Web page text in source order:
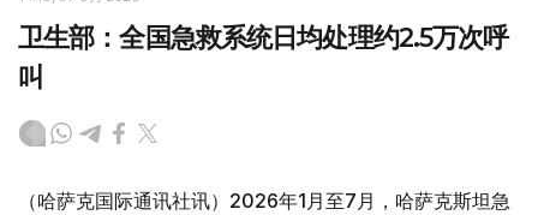
卫生部：全国急救系统日均处理约2.5万次呼
叫
（哈萨克国际通讯社讯）2026年1月至7月，哈萨克斯坦急